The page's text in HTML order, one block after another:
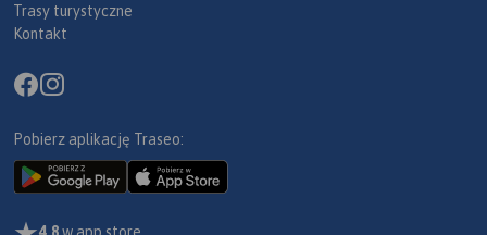
Trasy turystyczne
Kontakt
Pobierz aplikację Traseo: